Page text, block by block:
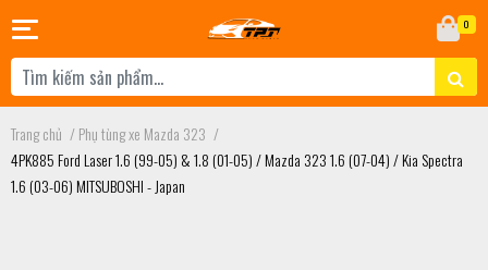
0
Trang chủ /Phụ tùng xe Mazda 323 /
4PK885 Ford Laser 1.6 (99-05) & 1.8 (01-05) / Mazda 323 1.6 (07-04) / Kia Spectra
1.6 (03-06) MITSUBOSHI - Japan